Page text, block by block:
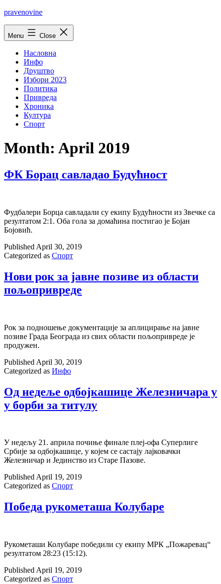
Skip
pravenovine
Menu Close
Насловна
Инфо
Друштво
Избори 2023
Политика
Привреда
Хроника
Култура
Спорт
Month: April 2019
ФК Борац савладао Будућност
Фудбалери Борца савладали су екипу Будућности из Звечке са
резултатом 2:1. Оба гола за домаћина постигао је Бојан
Бојовић.
Published April 30, 2019
Categorized as Спорт
Нови рок за јавне позиве из области
пољопривреде
Рок за подношење документације за аплицирање на јавне
позиве Града Београда из свих области пољопривреде је
продужен.
Published April 30, 2019
Categorized as Инфо
Од недеље одбојкашице Железничара у
у борби за титулу
У недељу 21. априла почиње финале плеј-офа Суперлиге
Србије за одбојкашице, у којем се састају лајковачки
Железничар и Јединство из Старе Пазове.
PublishedApril 19, 2019
Categorized as Спорт
Победа рукометаша Колубаре
Рукометаши Колубаре победили су екипу МРК „Пожаревац“
резултатом 28:23 (15:12).
Published April 19, 2019
Categorized as Спорт